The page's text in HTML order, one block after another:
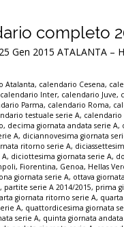
completo
Gen 2015 ATALANTA –
Atalanta, calendario Cesena,
calendario Inter, calendario Juve,
Parma, calendario Roma,
testuale serie A, calendario
, decima giornata andata serie A,
A, diciannovesima giornata
ritorno serie A,
A, diciottesima giornata serie A,
, Fiorentina, Genoa, Hellas
giornata serie A, ottava
, partite serie A 2014/2015, prima
giornata ritorno serie A,
A, quattordicesima giornata
serie A, quinta giornata